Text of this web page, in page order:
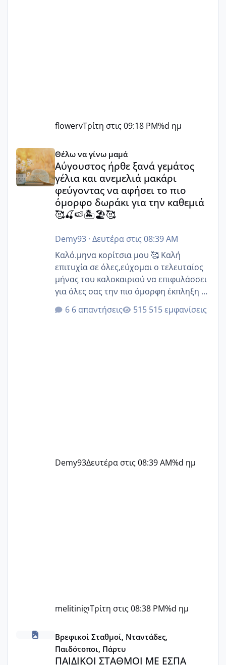
flowervΤρίτη στις 09:18 PM%d ημ
Αύγουστος ήρθε ξανά γεμάτος γέλια και ανεμελιά
Θέλω να γίνω μαμά
Αύγουστος ήρθε ξανά γεμάτος
γέλια και ανεμελιά μακάρι
φεύγοντας να αφήσει το πιο
όμορφο δωράκι για την καθεμιά
🥰🍒🍉🏝️🏖️🥰
Demy93· Δευτέρα στις 08:39 AM
Καλό.μηνα κορίτσια μου 🥰 Καλή
επιτυχία σε όλες,εύχομαι ο τελευταίος
μήνας του καλοκαιριού να επιφυλάσσει
για όλες σας την πιο όμορφη έκπληξη 🧿
@Elk @Melikara86 @Παρασκευαιδου
@Zenia z @melitiniღ @Christi.D.
6 απαντήσεις 515 εμφανίσεις
Demy93Δευτέρα στις 08:39 AM%d ημ
melitiniღΤρίτη στις 08:38 PM%d ημ
ΠΑΙΔΙΚΟΙ ΣΤΑΘΜΟΙ ΜΕ ΕΣΠΑ
Βρεφικοί Σταθμοί, Νταντάδες,
Παιδότοποι, Πάρτυ
ΠΑΙΔΙΚΟΙ ΣΤΑΘΜΟΙ ΜΕ ΕΣΠΑ